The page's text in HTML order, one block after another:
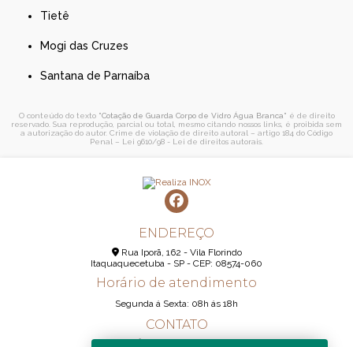
Tietê
Mogi das Cruzes
Santana de Parnaíba
O conteúdo do texto "Cotação de Guarda Corpo de Vidro Água Branca" é de direito
reservado. Sua reprodução, parcial ou total, mesmo citando nossos links, é proibida sem
a autorização do autor. Crime de violação de direito autoral – artigo 184 do Código
Penal – Lei 9610/98 - Lei de direitos autorais.
ENDEREÇO
Rua Iporã, 162 - Vila Florindo
Itaquaquecetuba - SP - CEP: 08574-060
Horário de atendimento
Segunda á Sexta: 08h ás 18h
CONTATO